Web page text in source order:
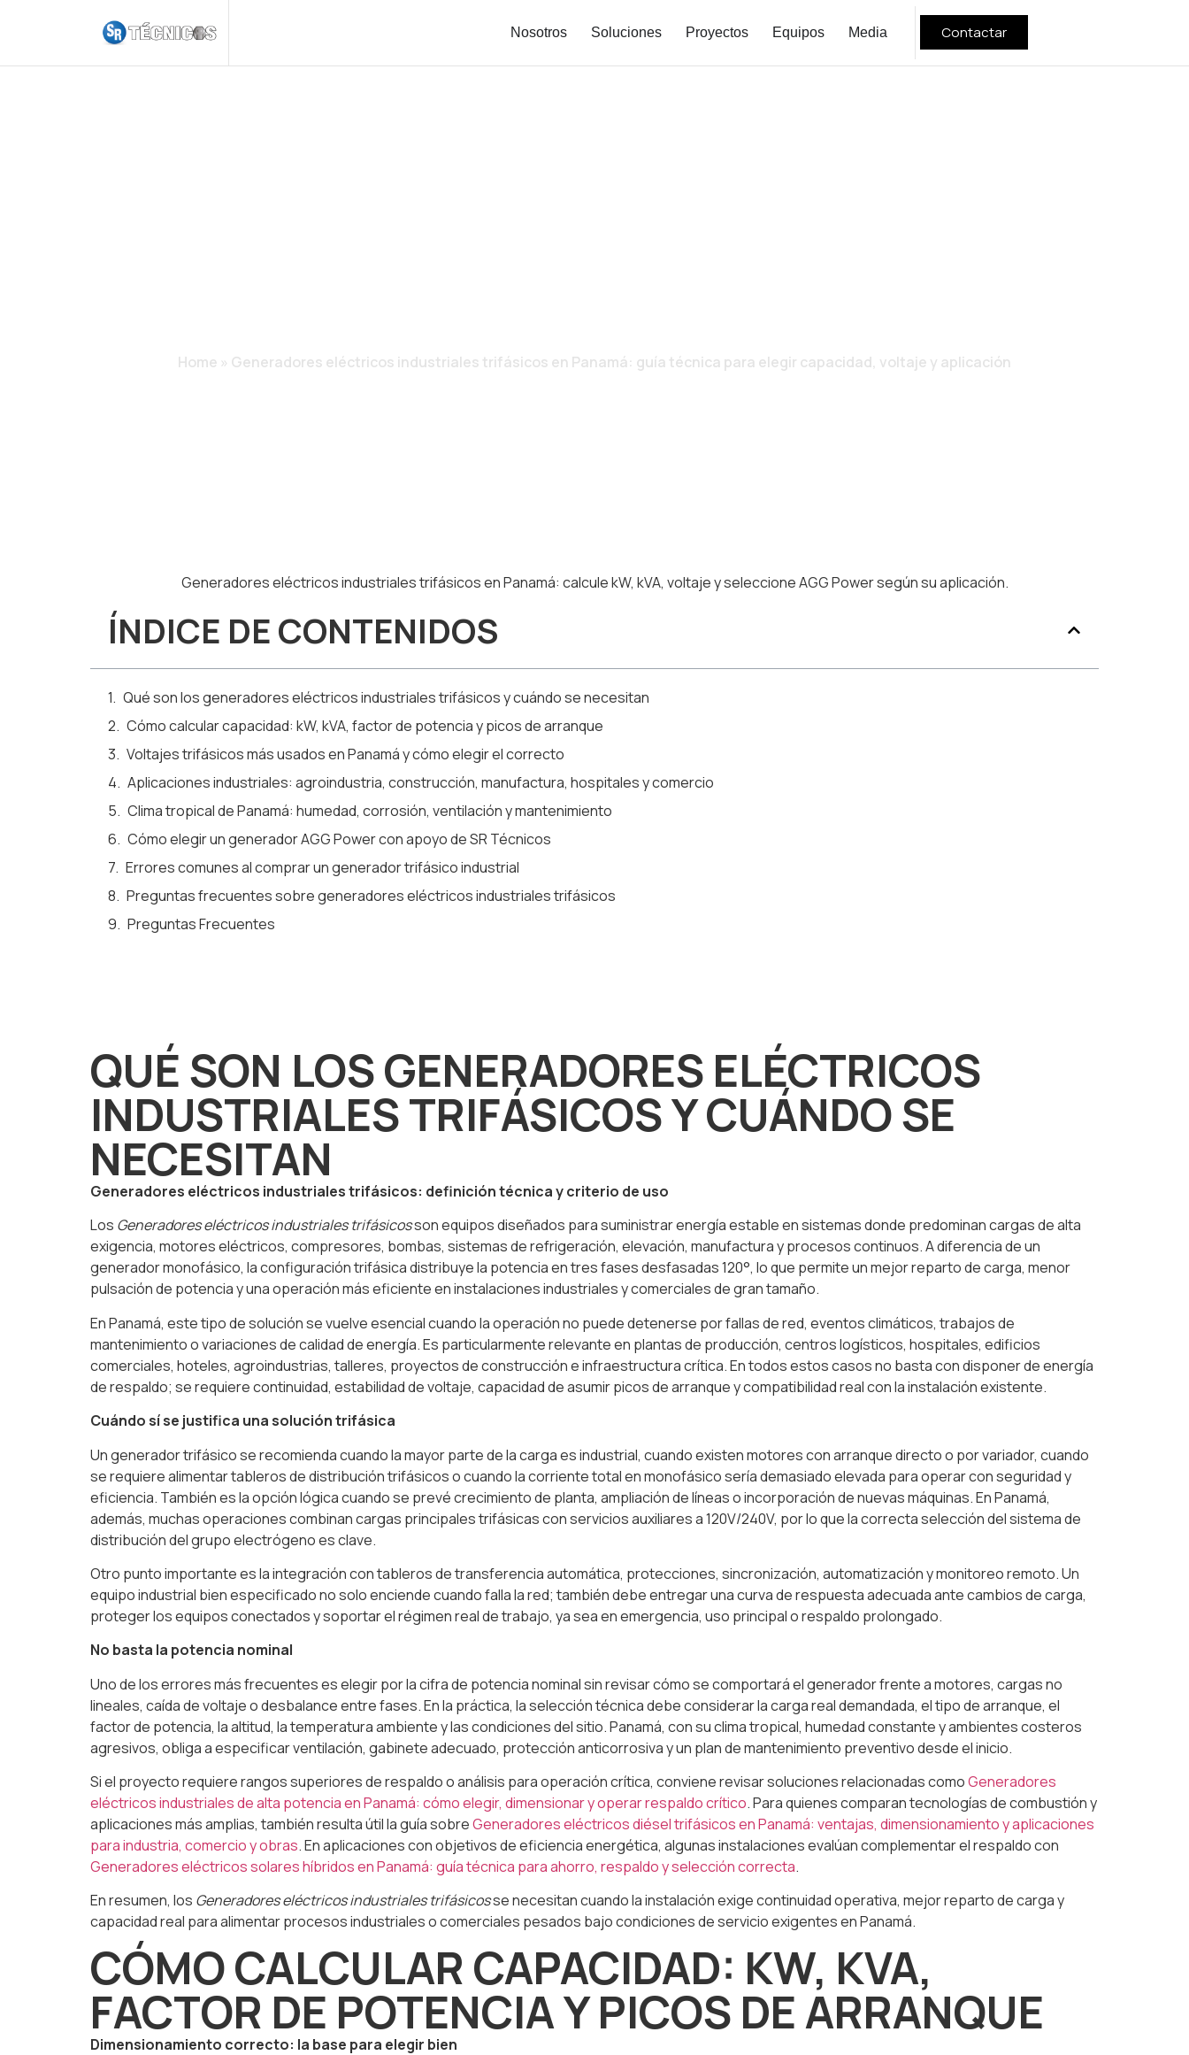
Nosotros Soluciones Proyectos Equipos Media Contactar
Home » Generadores eléctricos industriales trifásicos en Panamá: guía técnica para elegir capacidad, voltaje y aplicación
Generadores eléctricos industriales trifásicos en Panamá: calcule kW, kVA, voltaje y seleccione AGG Power según su aplicación.
ÍNDICE DE CONTENIDOS
Qué son los generadores eléctricos industriales trifásicos y cuándo se necesitan
Cómo calcular capacidad: kW, kVA, factor de potencia y picos de arranque
Voltajes trifásicos más usados en Panamá y cómo elegir el correcto
Aplicaciones industriales: agroindustria, construcción, manufactura, hospitales y comercio
Clima tropical de Panamá: humedad, corrosión, ventilación y mantenimiento
Cómo elegir un generador AGG Power con apoyo de SR Técnicos
Errores comunes al comprar un generador trifásico industrial
Preguntas frecuentes sobre generadores eléctricos industriales trifásicos
Preguntas Frecuentes
QUÉ SON LOS GENERADORES ELÉCTRICOS
INDUSTRIALES TRIFÁSICOS Y CUÁNDO SE
NECESITAN
Generadores eléctricos industriales trifásicos: definición técnica y criterio de uso
Los Generadores eléctricos industriales trifásicosson equipos diseñados para suministrar energía estable en sistemas donde predominan cargas de alta
exigencia, motores eléctricos, compresores, bombas, sistemas de refrigeración, elevación, manufactura y procesos continuos. A diferencia de un
generador monofásico, la configuración trifásica distribuye la potencia en tres fases desfasadas 120°, lo que permite un mejor reparto de carga, menor
pulsación de potencia y una operación más eficiente en instalaciones industriales y comerciales de gran tamaño.
En Panamá, este tipo de solución se vuelve esencial cuando la operación no puede detenerse por fallas de red, eventos climáticos, trabajos de
mantenimiento o variaciones de calidad de energía. Es particularmente relevante en plantas de producción, centros logísticos, hospitales, edificios
comerciales, hoteles, agroindustrias, talleres, proyectos de construcción e infraestructura crítica. En todos estos casos no basta con disponer de energía
de respaldo; se requiere continuidad, estabilidad de voltaje, capacidad de asumir picos de arranque y compatibilidad real con la instalación existente.
Cuándo sí se justifica una solución trifásica
Un generador trifásico se recomienda cuando la mayor parte de la carga es industrial, cuando existen motores con arranque directo o por variador, cuando
se requiere alimentar tableros de distribución trifásicos o cuando la corriente total en monofásico sería demasiado elevada para operar con seguridad y
eficiencia. También es la opción lógica cuando se prevé crecimiento de planta, ampliación de líneas o incorporación de nuevas máquinas. En Panamá,
además, muchas operaciones combinan cargas principales trifásicas con servicios auxiliares a 120V/240V, por lo que la correcta selección del sistema de
distribución del grupo electrógeno es clave.
Otro punto importante es la integración con tableros de transferencia automática, protecciones, sincronización, automatización y monitoreo remoto. Un
equipo industrial bien especificado no solo enciende cuando falla la red; también debe entregar una curva de respuesta adecuada ante cambios de carga,
proteger los equipos conectados y soportar el régimen real de trabajo, ya sea en emergencia, uso principal o respaldo prolongado.
No basta la potencia nominal
Uno de los errores más frecuentes es elegir por la cifra de potencia nominal sin revisar cómo se comportará el generador frente a motores, cargas no
lineales, caída de voltaje o desbalance entre fases. En la práctica, la selección técnica debe considerar la carga real demandada, el tipo de arranque, el
factor de potencia, la altitud, la temperatura ambiente y las condiciones del sitio. Panamá, con su clima tropical, humedad constante y ambientes costeros
agresivos, obliga a especificar ventilación, gabinete adecuado, protección anticorrosiva y un plan de mantenimiento preventivo desde el inicio.
Si el proyecto requiere rangos superiores de respaldo o análisis para operación crítica, conviene revisar soluciones relacionadas comoGeneradores
eléctricos industriales de alta potencia en Panamá: cómo elegir, dimensionar y operar respaldo crítico. Para quienes comparan tecnologías de combustión y
aplicaciones más amplias, también resulta útil la guía sobreGeneradores eléctricos diésel trifásicos en Panamá: ventajas, dimensionamiento y aplicaciones
para industria, comercio y obras. En aplicaciones con objetivos de eficiencia energética, algunas instalaciones evalúan complementar el respaldo con
Generadores eléctricos solares híbridos en Panamá: guía técnica para ahorro, respaldo y selección correcta.
En resumen, los Generadores eléctricos industriales trifásicosse necesitan cuando la instalación exige continuidad operativa, mejor reparto de carga y
capacidad real para alimentar procesos industriales o comerciales pesados bajo condiciones de servicio exigentes en Panamá.
CÓMO CALCULAR CAPACIDAD: KW, KVA,
FACTOR DE POTENCIA Y PICOS DE ARRANQUE
Dimensionamiento correcto: la base para elegir bien